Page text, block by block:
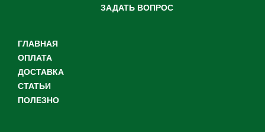
ЗАДАТЬ ВОПРОС
ГЛАВНАЯ
ОПЛАТА
ДОСТАВКА
СТАТЬИ
ПОЛЕЗНО